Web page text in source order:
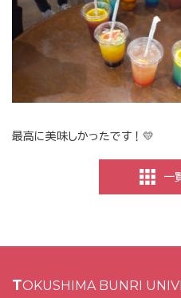
最高に美味しかったです！💛
一
TOKUSHIMA BUNRI UNIVERSITY JUNIOR